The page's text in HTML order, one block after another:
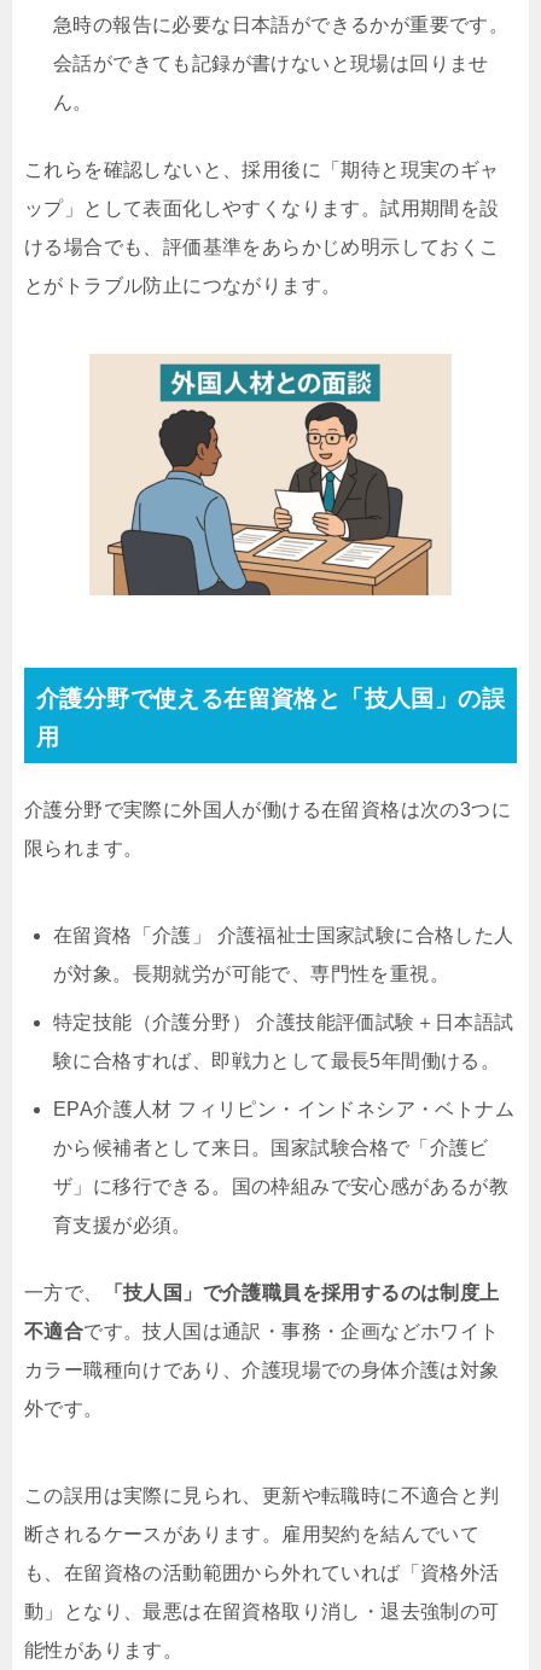
急時の報告に必要な日本語ができるかが重要です。
会話ができても記録が書けないと現場は回りませ
ん。
これらを確認しないと、採用後に「期待と現実のギャ
ップ」として表面化しやすくなります。試用期間を設
ける場合でも、評価基準をあらかじめ明示しておくこ
とがトラブル防止につながります。
介護分野で使える在留資格と「技人国」の誤
用
介護分野で実際に外国人が働ける在留資格は次の3つに
限られます。
在留資格「介護」 介護福祉士国家試験に合格した人
が対象。長期就労が可能で、専門性を重視。
特定技能（介護分野） 介護技能評価試験＋日本語試
験に合格すれば、即戦力として最長5年間働ける。
EPA介護人材 フィリピン・インドネシア・ベトナム
から候補者として来日。国家試験合格で「介護ビ
ザ」に移行できる。国の枠組みで安心感があるが教
育支援が必須。
一方で、
「技人国」で介護職員を採用するのは制度上
不適合です。技人国は通訳・事務・企画などホワイト
カラー職種向けであり、介護現場での身体介護は対象
外です。
この誤用は実際に見られ、更新や転職時に不適合と判
断されるケースがあります。雇用契約を結んでいて
も、在留資格の活動範囲から外れていれば「資格外活
動」となり、最悪は在留資格取り消し・退去強制の可
能性があります。